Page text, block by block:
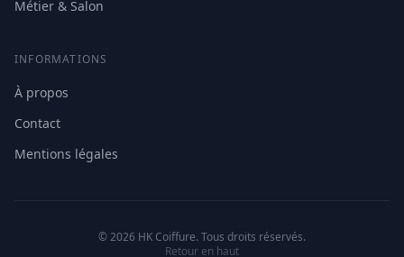
Métier & Salon
INFORMATIONS
À propos
Contact
Mentions légales
© 2026 HK Coiffure. Tous droits réservés.
Retour en haut